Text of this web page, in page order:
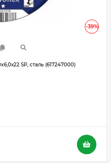
-39%
SP, сталь (617247000)